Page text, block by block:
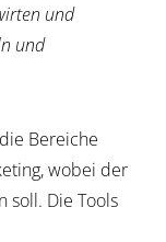
und
und
Bereiche
wobei der
soll. Die Tools